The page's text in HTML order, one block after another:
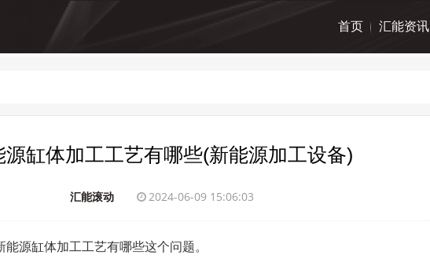
首页 汇能资讯
源缸体加工工艺有哪些(新能源加工设备)
汇能滚动 2024-06-09 15:06:03
源缸体加工工艺有哪些这个问题。